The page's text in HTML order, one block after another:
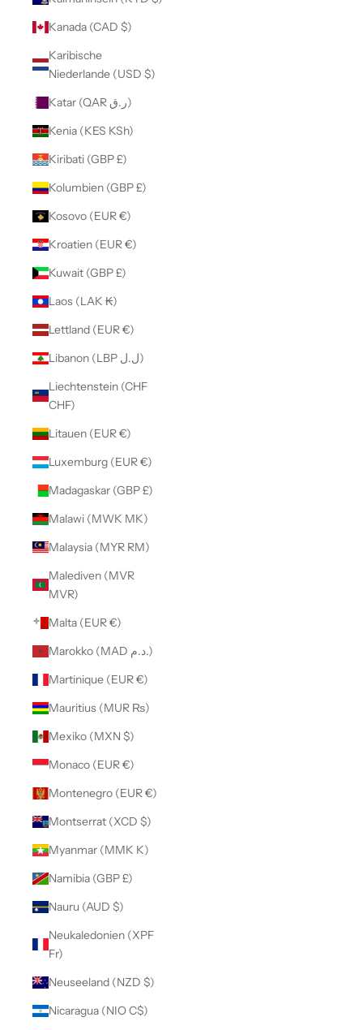
Kanada (CAD $)
Karibische
Niederlande (USD $)
Katar (QAR ر.ق)
Kenia (KES KSh)
Kiribati (GBP £)
Kolumbien (GBP £)
Kosovo (EUR €)
Kroatien (EUR €)
Kuwait (GBP £)
Laos (LAK ₭)
Lettland (EUR €)
Libanon (LBP ل.ل)
Liechtenstein (CHF
CHF)
Litauen (EUR €)
Luxemburg (EUR €)
Madagaskar (GBP £)
Malawi (MWK MK)
Malaysia (MYR RM)
Malediven (MVR
MVR)
Malta (EUR €)
Marokko (MAD د.م.)
Martinique (EUR €)
Mauritius (MUR ₨)
Mexiko (MXN $)
Monaco (EUR €)
Montenegro (EUR €)
Montserrat (XCD $)
Myanmar (MMK K)
Namibia (GBP £)
Nauru (AUD $)
Neukaledonien (XPF
Fr)
Neuseeland (NZD $)
Nicaragua (NIO C$)